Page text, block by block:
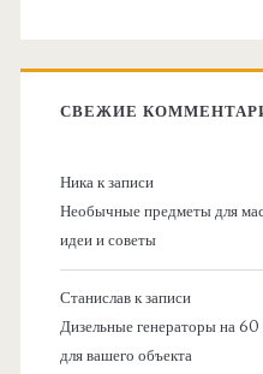
СВЕЖИЕ
Никак записи
Необычные предметы для
идеи и советы
Станиславк записи
Дизельные генераторы на
для вашего объекта